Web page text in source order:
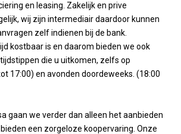
en leasing. Zakelijk en prive
wij zijn intermediair daardoor kunnen
zelf indienen bij de bank.
kostbaar is en daarom bieden we ook
die u uitkomen, zelfs op
17:00) en avonden doordeweeks. (18:00
gaan we verder dan alleen het aanbieden
een zorgeloze koopervaring. Onze